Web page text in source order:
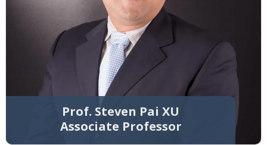
Prof. Steven Pai XU
Associate Professor